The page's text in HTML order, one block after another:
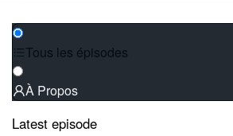
Tous les épisodes
À Propos
Latest episode